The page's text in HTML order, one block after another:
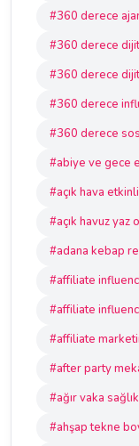
#360 derece
#360 derece
#360 derece
#360 derece
#360 derece
#abiye ve gece
#açık hava
#açık havuz yaz
#adana kebap
#affiliate
#affiliate
#affiliate
#after party
#ağır vaka
#ahşap tekne